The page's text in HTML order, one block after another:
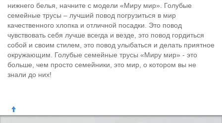
нижнего белья, начните с модели «Миру мир». Голубые
семейные трусы – лучший повод погрузиться в мир
качественного хлопка и отличной посадки. Это повод
чувствовать себя лучше всегда и везде, это повод гордиться
собой и своим стилем, это повод улыбаться и делать приятное
окружающим. Голубые семейные трусы «Миру мир» - это
больше, чем просто семейники, это мир, о котором вы не
знали до них!